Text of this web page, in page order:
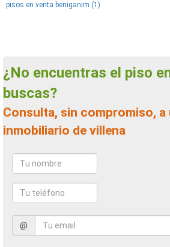
pisos en venta beniganim (1)
¿No encuentras el piso en venta que
buscas?
Consulta, sin compromiso, a un agente
inmobiliario de villena
@